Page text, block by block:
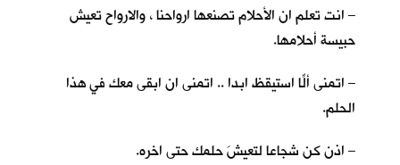
– انت تعلم ان الأحلام تصنعها ارواحنا ، والارواح تعيش
حبيسة أحلامها.
– اتمنى ألّا استيقظ ابدا .. اتمنى ان ابقى معكِ في هذا
الحلم.
– اذن كن شجاعا لتعيشَ حلمك حتى اخره.